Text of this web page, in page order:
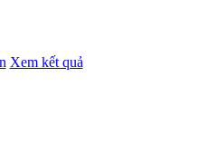
Xem kết quả